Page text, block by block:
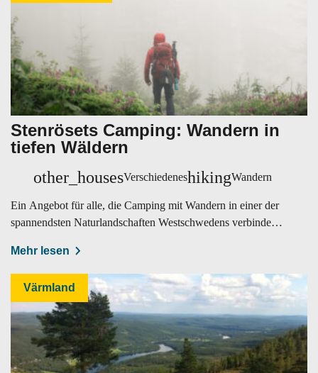
Stenrösets Camping: Wandern in
tiefen Wäldern
other_housesVerschiedeneshikingWandern
Ein Angebot für alle, die Camping mit Wandern in einer der
spannendsten Naturlandschaften Westschwedens verbinden
Mehr lesen
Värmland